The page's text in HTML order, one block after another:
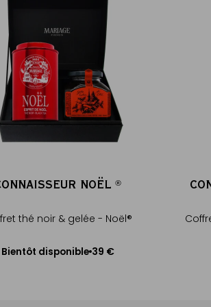
NOËL ®
thé noir & gelée - Noël®
Bientôt disponible 39 €